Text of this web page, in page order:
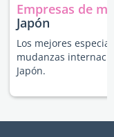
Empresas de
Japón
Los mejores
mudanzas
Japón.